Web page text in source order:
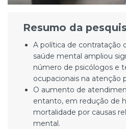
Resumo da
A política de contratação
saúde mental ampliou
número de psicólogos e
ocupacionais na atenção
O aumento de
entanto, em redução de
mortalidade por causas
mental.